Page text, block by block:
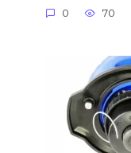
0 70